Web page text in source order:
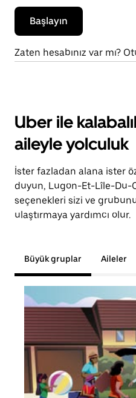
Başlayın
Zaten hesabınız var mı?
Uber ile
aileyle yolculuk
İster fazladan alana ister
duyun, Lugon-Et-Lîle-Du-
seçenekleri sizi ve
ulaştırmaya yardımcı olur.
Büyük gruplar Aileler